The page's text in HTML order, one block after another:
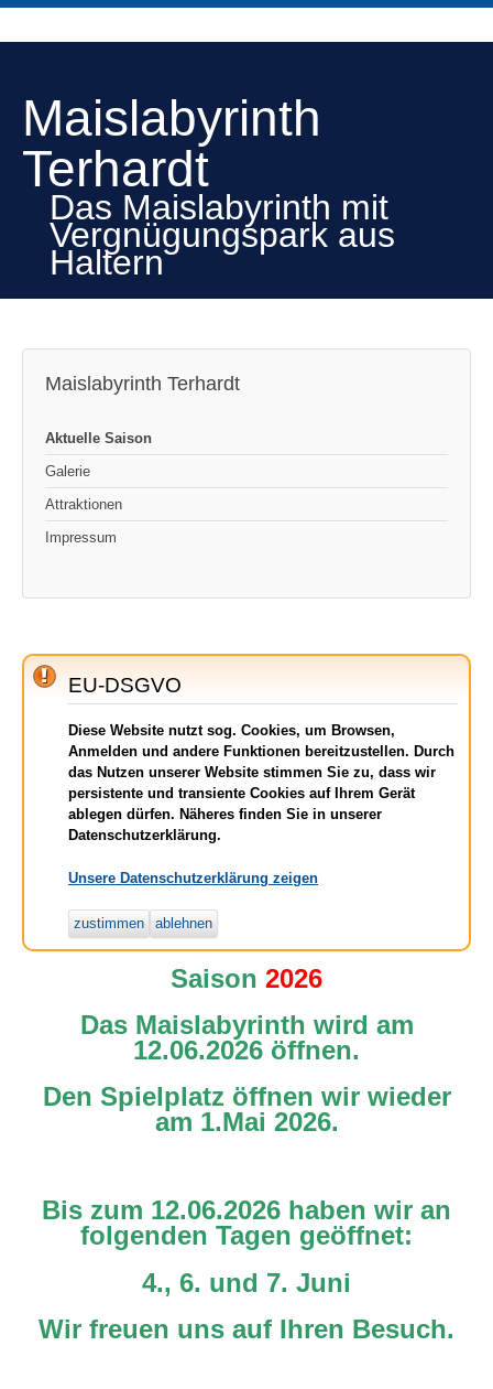
Maislabyrinth
Terhardt
Das Maislabyrinth mit
Vergnügungspark aus
Haltern
Maislabyrinth Terhardt
Aktuelle Saison
Galerie
Attraktionen
Impressum
EU-DSGVO
Diese Website nutzt sog. Cookies, um Browsen,
Anmelden und andere Funktionen bereitzustellen. Durch
das Nutzen unserer Website stimmen Sie zu, dass wir
persistente und transiente Cookies auf Ihrem Gerät
ablegen dürfen. Näheres finden Sie in unserer
Datenschutzerklärung.
Unsere Datenschutzerklärung zeigen
zustimmen ablehnen
Saison 2026
Das Maislabyrinth wird am
12.06.2026 öffnen.
Den Spielplatz öffnen wir wieder
am 1.Mai 2026.
Bis zum 12.06.2026 haben wir an
folgenden Tagen geöffnet:
4., 6. und 7. Juni
Wir freuen uns auf Ihren Besuch.